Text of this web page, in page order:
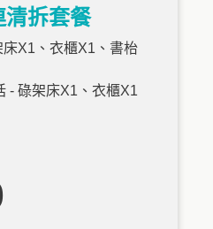
清拆套餐
X1、衣櫃X1、書枱
- 碌架床X1、衣櫃X1